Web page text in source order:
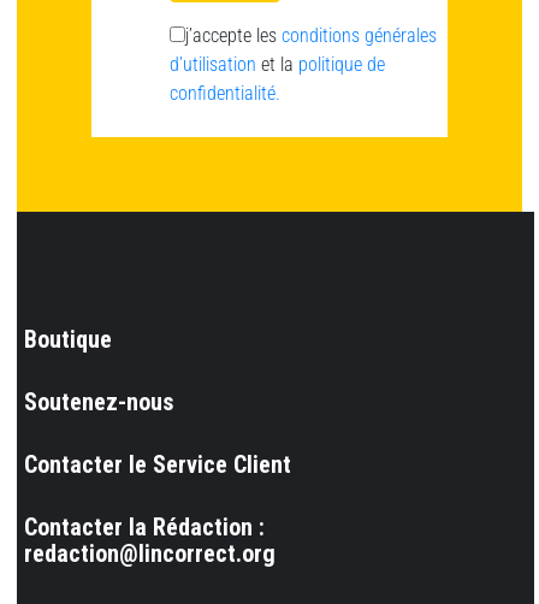
j’accepte les conditions générales
d’utilisation et la politique de
confidentialité.
Boutique
Soutenez-nous
Contacter le Service Client
Contacter la Rédaction :
redaction@lincorrect.org